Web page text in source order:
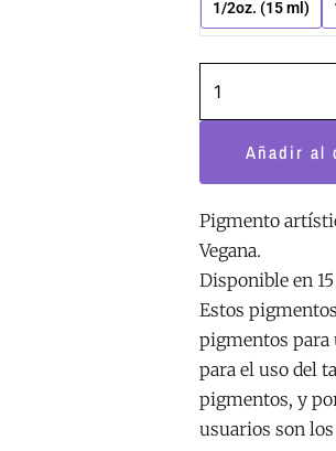
1/2oz. (15 ml)
Ink
cantidad
Añadir al
Pigmento
Vegana.
Disponible en
Estos
pigmentos
para el uso del
pigmentos, y
usuarios son